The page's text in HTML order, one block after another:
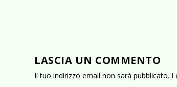
LASCIA UN COMMENTO
Il tuo indirizzo email non sarà pubblicato. I